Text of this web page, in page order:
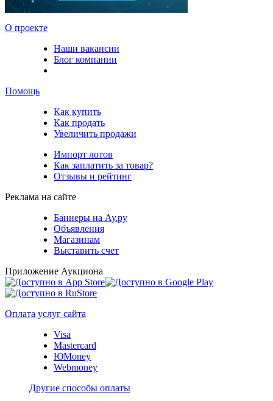
О проекте
Наши вакансии
Блог компании
Помощь
Как купить
Как продать
Увеличить продажи
Импорт лотов
Как заплатить за товар?
Отзывы и рейтинг
Реклама на сайте
Баннеры на Ау.ру
Объявления
Магазинам
Выставить счет
Приложение Аукциона
Оплата услуг сайта
Visa
Mastercard
ЮMoney
Webmoney
Другие способы оплаты